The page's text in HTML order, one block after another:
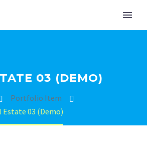
03 (DEMO)
Portfolio Item
Estate 03 (Demo)